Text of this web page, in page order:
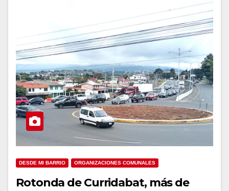
DESDE MI BARRIO ORGANIZACIONES COMUNALES
Rotonda de Curridabat, más de